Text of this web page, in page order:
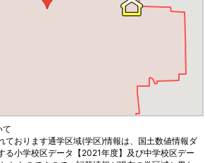
て
ております通学区域(学区)情報は、国土数値情報ダ
る小学校区データ【2021年度】及び中学校区デー